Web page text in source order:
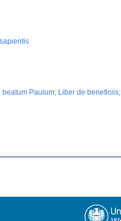
Paulum; Liber de beneficiis;